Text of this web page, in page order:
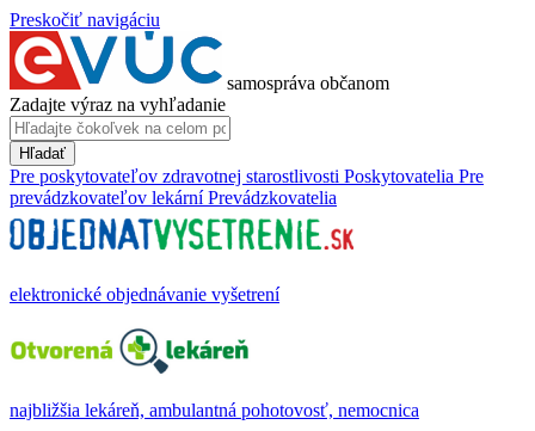
Preskočiť navigáciu
samospráva občanom
Zadajte výraz na vyhľadanie
Hľadať
Pre poskytovateľov zdravotnej starostlivosti Poskytovatelia Pre
prevádzkovateľov lekární Prevádzkovatelia
elektronické objednávanie vyšetrení
najbližšia lekáreň, ambulantná pohotovosť, nemocnica